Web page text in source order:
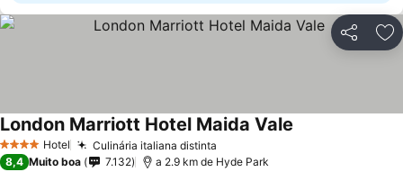
Partilhar
4 EstrelasHotel Culinária italiana distinta
London Marriott Hotel Maida Vale
8,4 Muito boa 7.132 a 2.9 km de Hyde Park